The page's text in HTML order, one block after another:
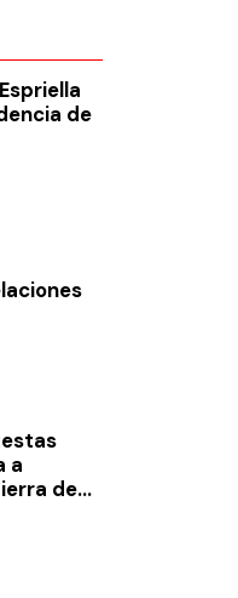
de
a
de